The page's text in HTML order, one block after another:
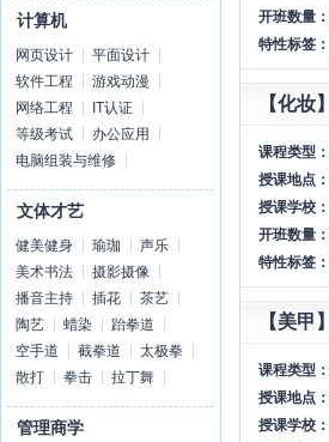
计算机
网页设计
平面设计
软件工程
游戏动漫
网络工程
IT认证
等级考试
办公应用
电脑组装与维修
文体才艺
健美健身 瑜珈
声乐
美术书法
摄影摄像
播音主持
插花
茶艺
陶艺
蜡染
跆拳道
空手道
截拳道
太极拳
散打
拳击 拉丁舞
管理商学
开班数量：
特性标签：
【化妆】
课程类型：
授课地点：
授课学校：
开班数量：
特性标签：
【美甲】
课程类型：
授课地点：
授课学校：